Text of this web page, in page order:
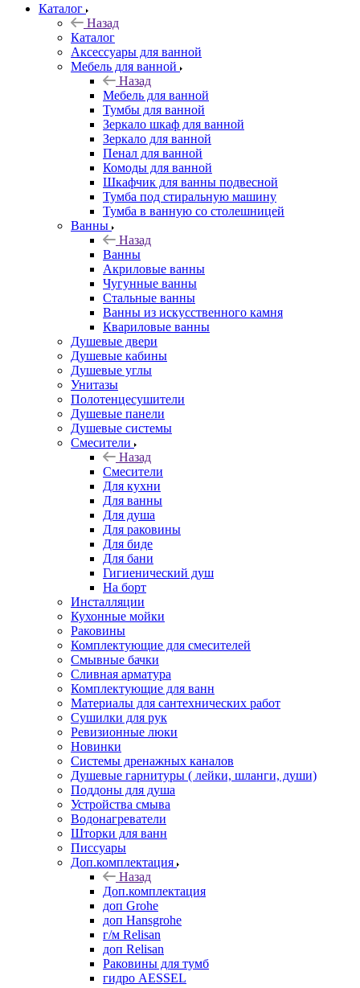
Каталог
Назад
Каталог
Аксессуары для ванной
Мебель для ванной
Назад
Мебель для ванной
Тумбы для ванной
Зеркало шкаф для ванной
Зеркало для ванной
Пенал для ванной
Комоды для ванной
Шкафчик для ванны подвесной
Тумба под стиральную машину
Тумба в ванную со столешницей
Ванны
Назад
Ванны
Акриловые ванны
Чугунные ванны
Стальные ванны
Ванны из искусственного камня
Квариловые ванны
Душевые двери
Душевые кабины
Душевые углы
Унитазы
Полотенцесушители
Душевые панели
Душевые системы
Смесители
Назад
Смесители
Для кухни
Для ванны
Для душа
Для раковины
Для биде
Для бани
Гигиенический душ
На борт
Инсталляции
Кухонные мойки
Раковины
Комплектующие для смесителей
Смывные бачки
Сливная арматура
Комплектующие для ванн
Материалы для сантехнических работ
Сушилки для рук
Ревизионные люки
Новинки
Системы дренажных каналов
Душевые гарнитуры ( лейки, шланги, души)
Поддоны для душа
Устройства смыва
Водонагреватели
Шторки для ванн
Писсуары
Доп.комплектация
Назад
Доп.комплектация
доп Grohe
доп Hansgrohe
г/м Relisan
доп Relisan
Раковины для тумб
гидро AESSEL